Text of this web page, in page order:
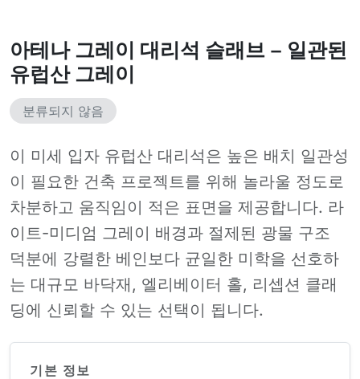
아테나 그레이 대리석 슬래브 – 일관된
유럽산 그레이
분류되지 않음
이 미세 입자 유럽산 대리석은 높은 배치 일관성
이 필요한 건축 프로젝트를 위해 놀라울 정도로
차분하고 움직임이 적은 표면을 제공합니다. 라
이트-미디엄 그레이 배경과 절제된 광물 구조
덕분에 강렬한 베인보다 균일한 미학을 선호하
는 대규모 바닥재, 엘리베이터 홀, 리셉션 클래
딩에 신뢰할 수 있는 선택이 됩니다.
기본 정보